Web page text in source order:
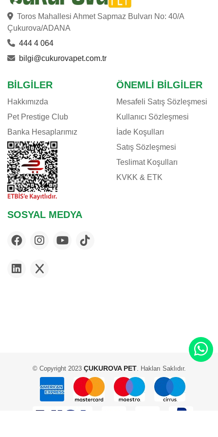
Toros Mahallesi Ahmet Sapmaz Bulvarı No: 40/A
Çukurova/ADANA
444 4 064
bilgi@cukurovapet.com.tr
BILGILER
Hakkımızda
Pet Prestige Club
Banka Hesaplarımız
ÖNEMLI BILGILER
Mesafeli Satış Sözleşmesi
Kullanıcı Sözleşmesi
İade Koşulları
Satış Sözleşmesi
Teslimat Koşulları
KVKK & ETK
SOSYAL MEDYA
© Copyright 2023ÇUKUROVA PET. Hakları Saklıdır.